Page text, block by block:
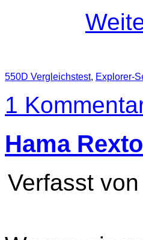
550D Vergleichstest, Explorer-
1
Hama
Verfasst von